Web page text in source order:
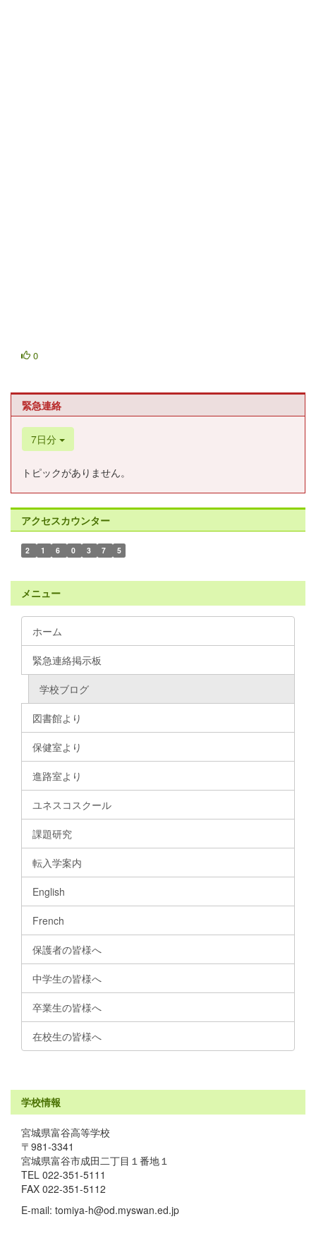
0
緊急連絡
7日分
トピックがありません。
アクセスカウンター
2 1 6 0 3 7 5
メニュー
ホーム
緊急連絡掲示板
学校ブログ
図書館より
保健室より
進路室より
ユネスコスクール
課題研究
転入学案内
English
French
保護者の皆様へ
中学生の皆様へ
卒業生の皆様へ
在校生の皆様へ
学校情報
宮城県富谷高等学校
〒981-3341
宮城県富谷市成田二丁目１番地１
TEL 022-351-5111
FAX 022-351-5112
E-mail: tomiya-h@od.myswan.ed.jp